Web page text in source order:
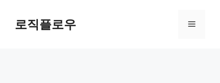
content로직플로우 Menu